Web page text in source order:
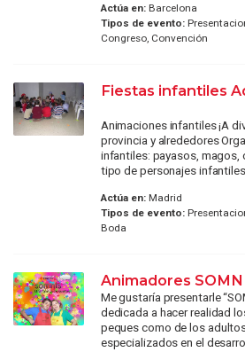
Actúa en:Barcelona
Tipos de evento:
Congreso, Convención
Fiestas infantiles
Animaciones infantiles ¡A
provincia y alrededores
infantiles: payasos,
tipo de personajes infantiles.
Actúa en:Madrid
Tipos de evento:
Boda
Animadores
Me gustaría presentarle
dedicada a hacer realidad
peques como de los
especializados en el